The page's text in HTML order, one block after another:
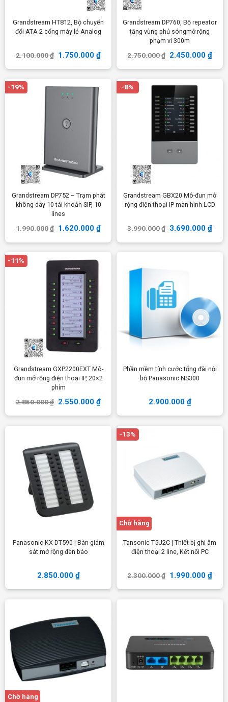
Grandstream HT812, Bộ chuyển
đổi ATA 2 cổng máy lẻ Analog
2.100.000₫ 1.750.000₫
Grandstream DP760, Bộ repeator
tăng vùng phủ sóngmở rộng
phạm vi 300m
2.750.000₫ 2.450.000₫
-19%
Grandstream DP752 – Trạm phát
không dây 10 tài khoản SIP, 10
lines
1.990.000₫ 1.620.000₫
-8%
Grandstream GBX20 Mô-đun mở
rộng điện thoại IP màn hình LCD
3.990.000₫ 3.690.000₫
-11%
Grandstream GXP2200EXT Mô-
đun mở rộng điện thoại IP, 20×2
phím
2.850.000₫ 2.550.000₫
Phần mềm tính cước tổng đài nội
bộ Panasonic NS300
2.900.000 ₫
Panasonic KX-DT590 | Bàn giám
sát mở rộng đèn báo
2.850.000 ₫
-13%
Chờ hàng
Tansonic T5U2C | Thiết bị ghi âm
điện thoại 2 line, Kết nối PC
2.300.000₫ 1.990.000₫
Chờ hàng